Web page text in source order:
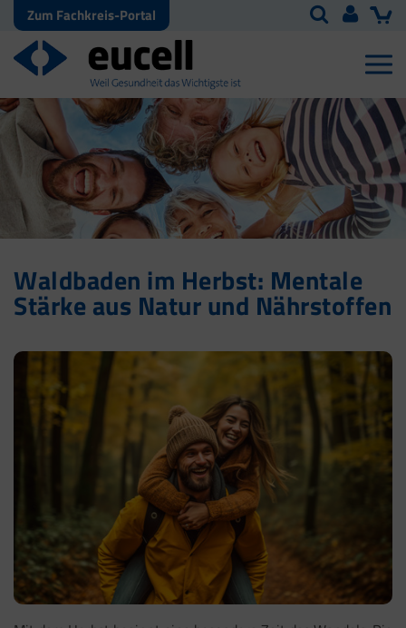
Zum Fachkreis-Portal
Waldbaden im Herbst: Mentale
Stärke aus Natur und Nährstoffen